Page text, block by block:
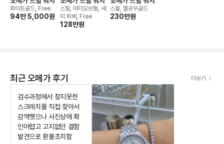
화이트골드, Free
94만 5,000원
스틸, 마더오브펄, 세
미 파베, Free
128만원
스몰, 옐로우골드
230만원
최근 오메가 후기 더보기
검수과정에서 찾지못한
스크레치를 직접 찾아서
감액햇으나 사진상에 확
인어렵고 고지없던 결함
발견으로 환불조치함